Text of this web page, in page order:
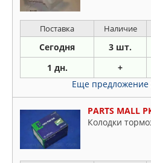
Поставка Наличие
Сегодня 3 шт.
1 дн. +
Еще предложение
PARTS MALL
Колодки